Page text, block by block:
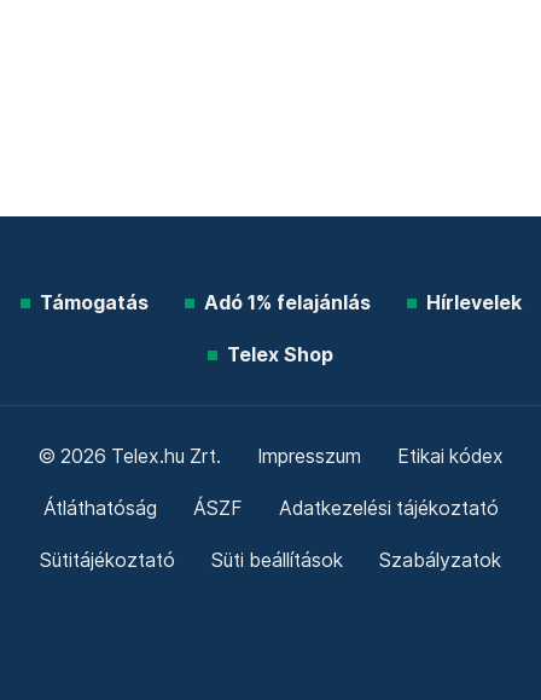
Támogatás Adó 1% felajánlás Hírlevelek
Telex Shop
© 2026 Telex.hu Zrt. Impresszum Etikai kódex
Átláthatóság ÁSZF Adatkezelési tájékoztató
Sütitájékoztató Süti beállítások Szabályzatok